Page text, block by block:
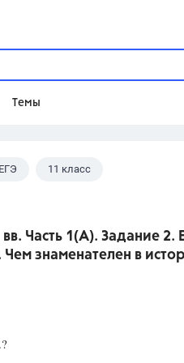
Темы
Домашнее задание
Разумовская М.М.,
ЕГЭ 11 класс
Часть 1(A). Задание 2.
Чем знаменателен в